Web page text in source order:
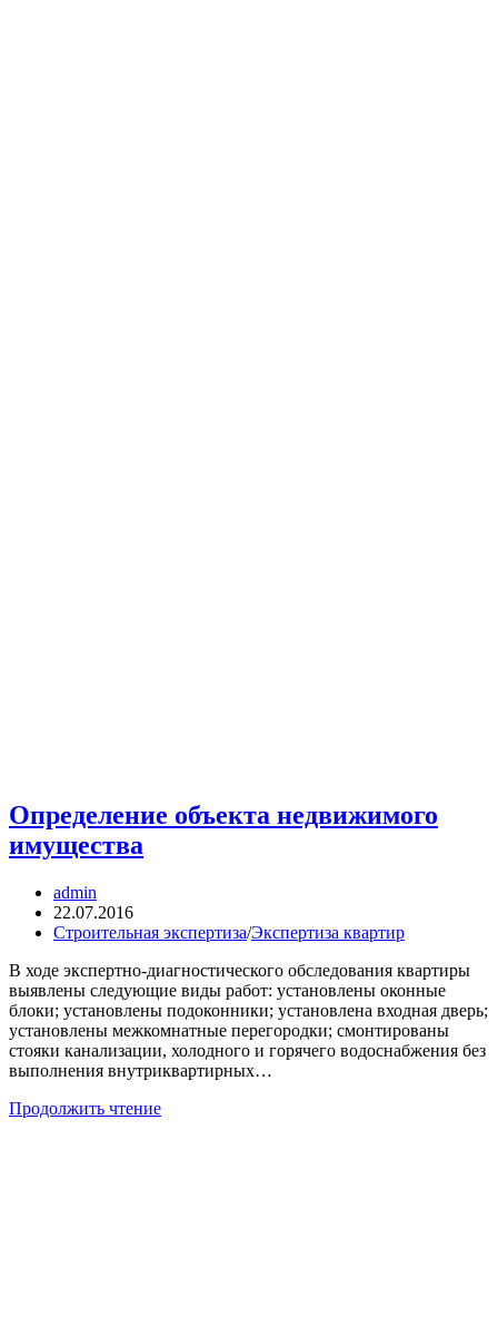
Определение объекта недвижимого
имущества
Автор
записи:
admin
Запись
опубликована:
22.07.2016
Рубрика
Строительная экспертиза/Экспертиза квартир
В ходе экспертно-диагностического обследования квартиры
выявлены следующие виды работ: установлены оконные
блоки; установлены подоконники; установлена входная дверь;
установлены межкомнатные перегородки; смонтированы
стояки канализации, холодного и горячего водоснабжения без
выполнения внутриквартирных…
Продолжить чтениеОпределение